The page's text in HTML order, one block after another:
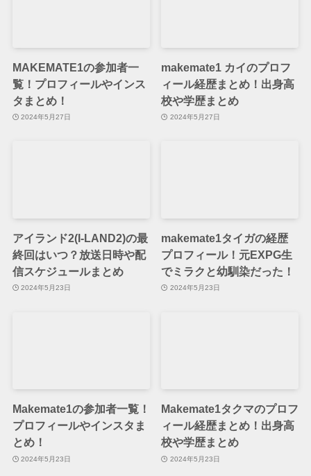
MAKEMATE1の参加者一
覧！プロフィールやインス
タまとめ！
2024年5月27日
makemate1 カイのプロフ
ィール経歴まとめ！出身高
校や学歴まとめ
2024年5月27日
アイランド2(I-LAND2)の最
終回はいつ？放送日時や配
信スケジュールまとめ
2024年5月23日
makemate1タイガの経歴
プロフィール！元EXPG生
でミラクと幼馴染だった！
2024年5月23日
Makemate1の参加者一覧！
プロフィールやインスタま
とめ！
2024年5月23日
Makemate1タクマのプロフ
ィール経歴まとめ！出身高
校や学歴まとめ
2024年5月23日